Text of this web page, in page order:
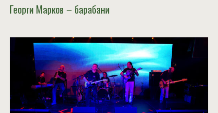
Георги Марков – барабани